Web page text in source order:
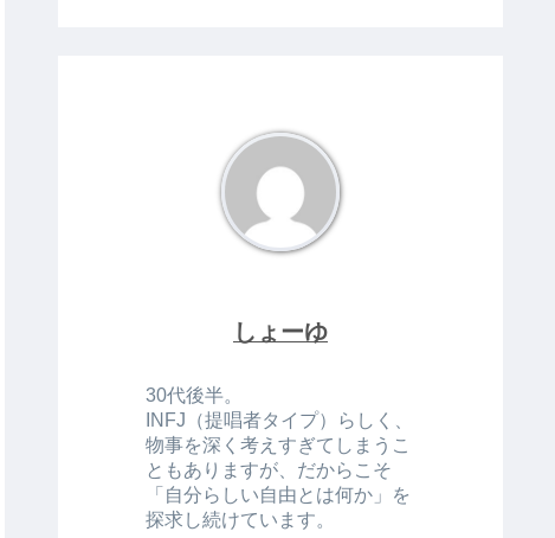
しょーゆ
30代後半。
INFJ（提唱者タイプ）らしく、
物事を深く考えすぎてしまうこ
ともありますが、だからこそ
「自分らしい自由とは何か」を
探求し続けています。